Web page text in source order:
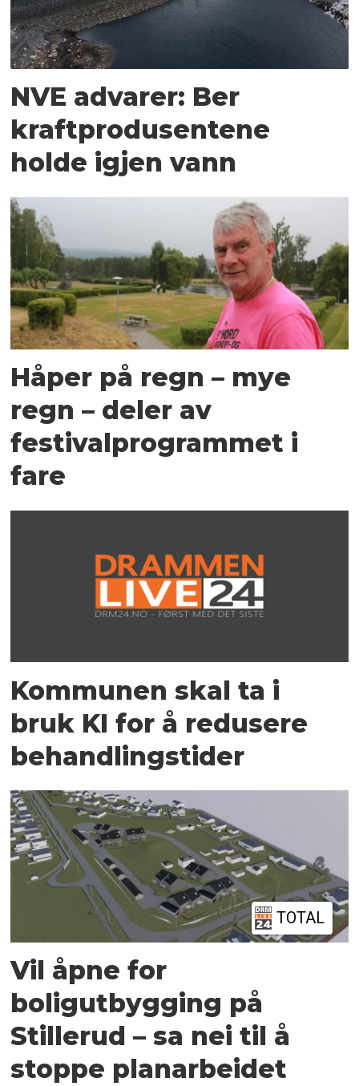
NVE advarer: Ber
kraftprodusentene
holde igjen vann
Håper på regn – mye
regn – deler av
festivalprogrammet i
fare
Kommunen skal ta i
bruk KI for å redusere
behandlingstider
TOTAL
Vil åpne for
boligutbygging på
Stillerud – sa nei til å
stoppe planarbeidet